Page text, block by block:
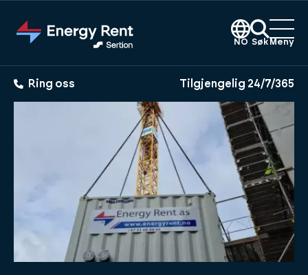
hovedinnhold
NO Søk Meny
Ring oss Tilgjengelig 24/7/365